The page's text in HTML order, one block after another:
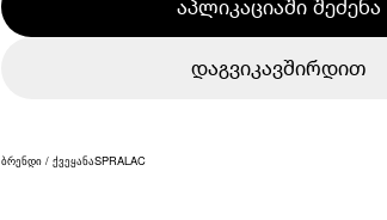
აპლიკაციაში შეძენა
დაგვიკავშირდით
ბრენდი / ქვეყანაSPRALAC